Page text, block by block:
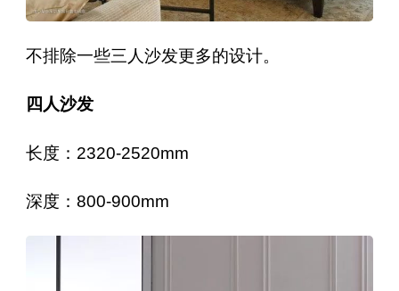
不排除一些三人沙发更多的设计。
四人沙发
长度：2320-2520mm
深度：800-900mm